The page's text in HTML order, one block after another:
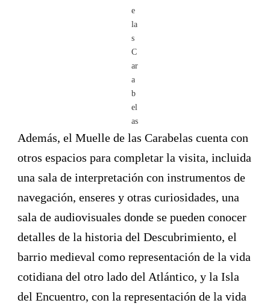
e
la
s
C
ar
a
b
el
as
Además, el Muelle de las Carabelas cuenta con
otros espacios para completar la visita, incluida
una sala de interpretación con instrumentos de
navegación, enseres y otras curiosidades, una
sala de audiovisuales donde se pueden conocer
detalles de la historia del Descubrimiento, el
barrio medieval como representación de la vida
cotidiana del otro lado del Atlántico, y la Isla
del Encuentro, con la representación de la vida